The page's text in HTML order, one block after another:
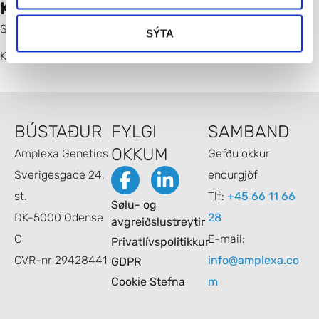
SÝTA
KANN SJÚKAN LEKJAST?
Sjúkan kann ikki lekjast og viðger er bert symptomatisk.
Kelda:https://www.omim.org/entry/617193
BÚSTAÐUR
Amplexa Genetics
Sverigesgade 24,
st.
DK-5000 Odense
C
CVR-nr 29428441
FYLGI
OKKUM
Sølu- og
avgreiðslustreytir
Privatlívspolitikkur
GDPR
Cookie Stefna
SAMBAND
Gefðu okkur
endurgjöf
Tlf: +45 66 11 66
28
E-mail:
info@amplexa.co
m